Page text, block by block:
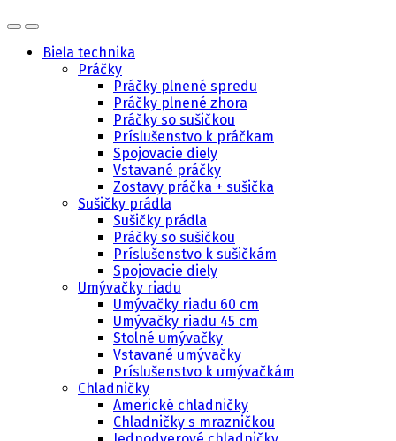
Biela technika
Práčky
Práčky plnené spredu
Práčky plnené zhora
Práčky so sušičkou
Príslušenstvo k práčkam
Spojovacie diely
Vstavané práčky
Zostavy práčka + sušička
Sušičky prádla
Sušičky prádla
Práčky so sušičkou
Príslušenstvo k sušičkám
Spojovacie diely
Umývačky riadu
Umývačky riadu 60 cm
Umývačky riadu 45 cm
Stolné umývačky
Vstavané umývačky
Príslušenstvo k umývačkám
Chladničky
Americké chladničky
Chladničky s mrazničkou